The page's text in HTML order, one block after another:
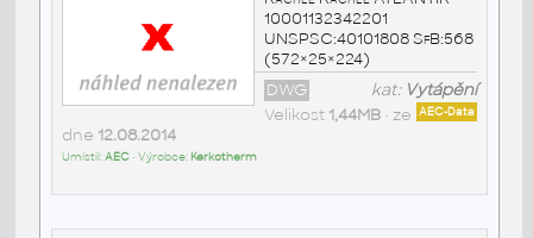
10001132342201
UNSPSC:40101808 SfB:568
(572×25×224)
kat: Vytápění
DWG
AEC-Data
Velikost 1,44MB• ze
dne 12.08.2014
Umístil:AEC• Výrobce: Kerkotherm